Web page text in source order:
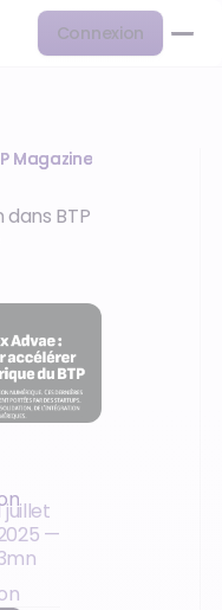
Connexion
Magazine
BTP
juillet
—
mn